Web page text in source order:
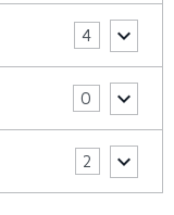
4
0
2